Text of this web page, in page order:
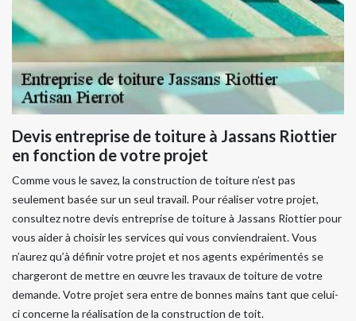
Devis entreprise de toiture à Jassans Riottier
en fonction de votre projet
Comme vous le savez, la construction de toiture n’est pas
seulement basée sur un seul travail. Pour réaliser votre projet,
consultez notre devis entreprise de toiture à Jassans Riottier pour
vous aider à choisir les services qui vous conviendraient. Vous
n’aurez qu’à définir votre projet et nos agents expérimentés se
chargeront de mettre en œuvre les travaux de toiture de votre
demande. Votre projet sera entre de bonnes mains tant que celui-
ci concerne la réalisation de la construction de toit.